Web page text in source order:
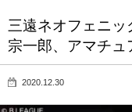
三遠ネオフェニッ
宗一郎、アマチュ
2020.12.30